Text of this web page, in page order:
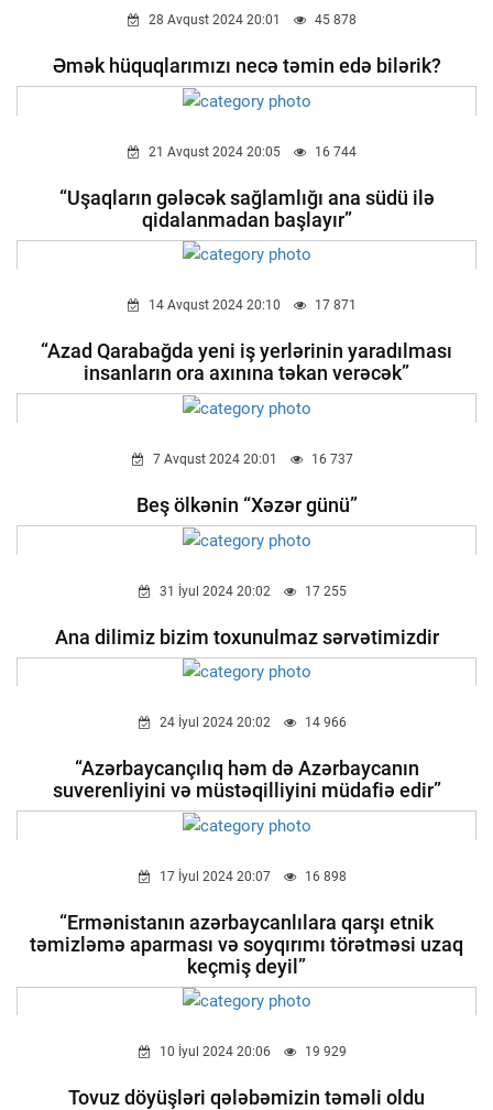
28 Avqust 2024 20:01 45 878
Əmək hüquqlarımızı necə təmin edə bilərik?
21 Avqust 2024 20:05 16 744
“Uşaqların gələcək sağlamlığı ana südü ilə
qidalanmadan başlayır”
14 Avqust 2024 20:10 17 871
“Azad Qarabağda yeni iş yerlərinin yaradılması
insanların ora axınına təkan verəcək”
7 Avqust 2024 20:01 16 737
Beş ölkənin “Xəzər günü”
31 İyul 2024 20:02 17 255
Ana dilimiz bizim toxunulmaz sərvətimizdir
24 İyul 2024 20:02 14 966
“Azərbaycançılıq həm də Azərbaycanın
suverenliyini və müstəqilliyini müdafiə edir”
17 İyul 2024 20:07 16 898
“Ermənistanın azərbaycanlılara qarşı etnik
təmizləmə aparması və soyqırımı törətməsi uzaq
keçmiş deyil”
10 İyul 2024 20:06 19 929
Tovuz döyüşləri qələbəmizin təməli oldu